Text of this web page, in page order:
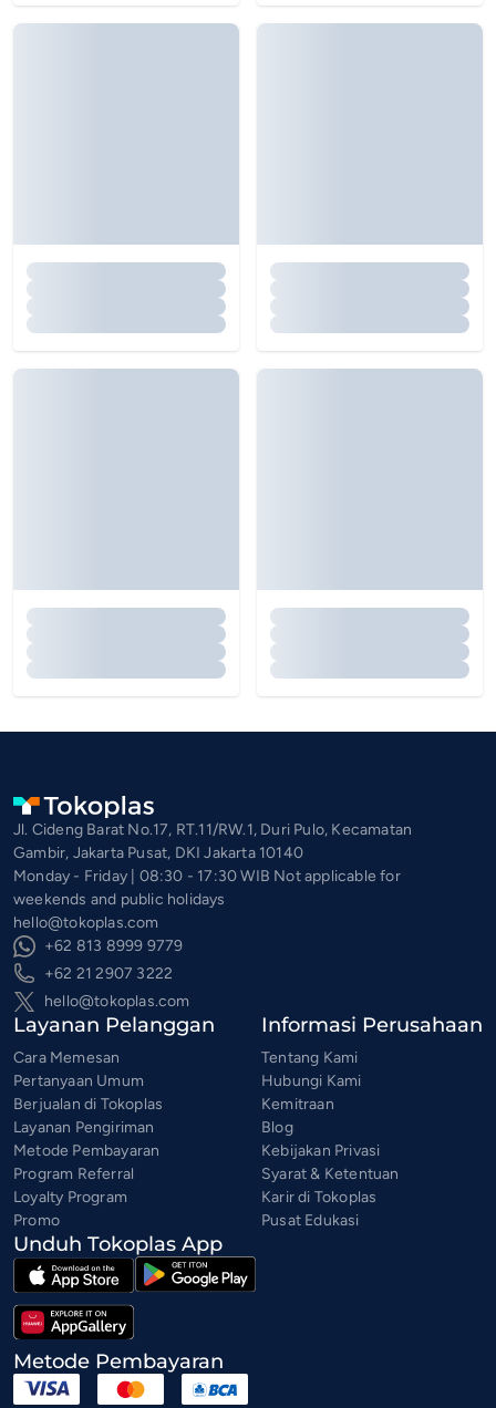
Jl. Cideng Barat No.17, RT.11/RW.1, Duri Pulo, Kecamatan
Gambir, Jakarta Pusat, DKI Jakarta 10140
Monday - Friday | 08:30 - 17:30 WIB Not applicable for
weekends and public holidays
hello@tokoplas.com
+62 813 8999 9779
+62 21 2907 3222
hello@tokoplas.com
Layanan Pelanggan
Cara Memesan
Pertanyaan Umum
Berjualan di Tokoplas
Layanan Pengiriman
Metode Pembayaran
Program Referral
Loyalty Program
Promo
Informasi Perusahaan
Tentang Kami
Hubungi Kami
Kemitraan
Blog
Kebijakan Privasi
Syarat & Ketentuan
Karir di Tokoplas
Pusat Edukasi
Unduh Tokoplas App
Metode Pembayaran